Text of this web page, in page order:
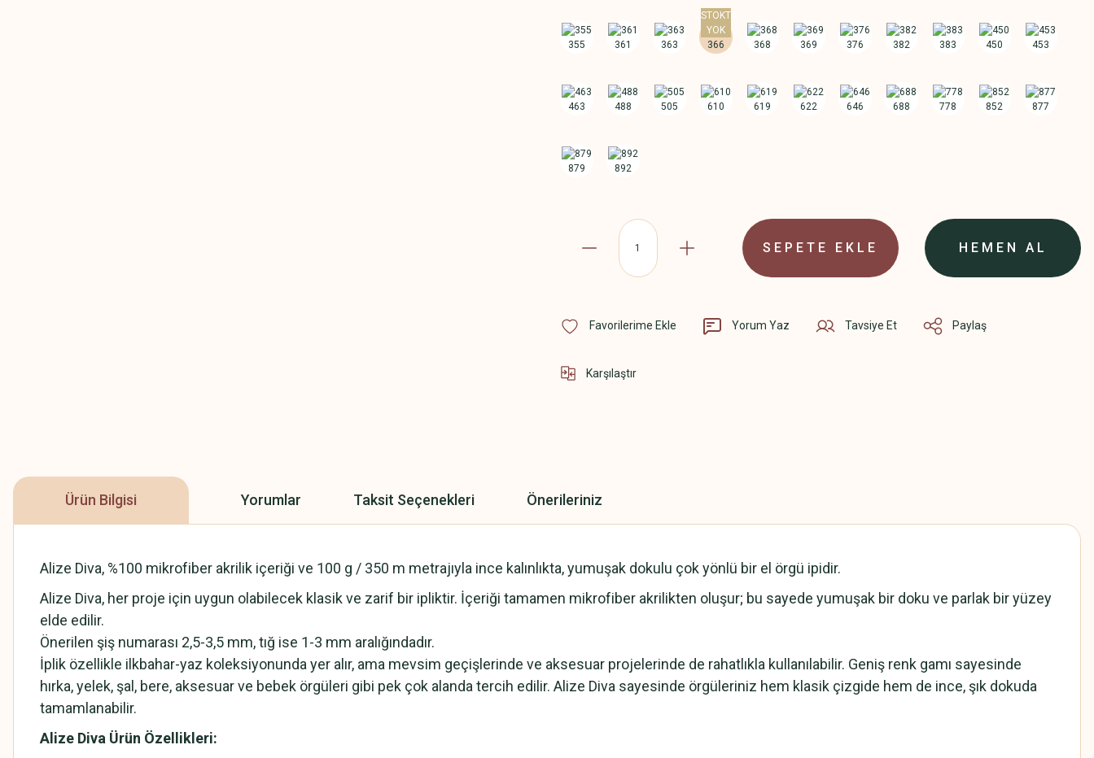
SEPETE EKLE HEMEN AL
Yorum Yaz Tavsiye Et Paylaş
Karşılaştır
Ürün Bilgisi Yorumlar Taksit Seçenekleri Önerileriniz
Alize Diva, %100 mikrofiber akrilik içeriği ve 100 g / 350 m metrajıyla ince kalınlıkta, yumuşak dokulu çok yönlü bir el örgü ipidir.
Alize Diva, her proje için uygun olabilecek klasik ve zarif bir ipliktir. İçeriği tamamen mikrofiber akrilikten oluşur; bu sayede yumuşak bir doku ve parlak bir yüzey
elde edilir.
Önerilen şiş numarası 2,5-3,5 mm, tığ ise 1-3 mm aralığındadır.
İplik özellikle ilkbahar-yaz koleksiyonunda yer alır, ama mevsim geçişlerinde ve aksesuar projelerinde de rahatlıkla kullanılabilir. Geniş renk gamı sayesinde
hırka, yelek, şal, bere, aksesuar ve bebek örgüleri gibi pek çok alanda tercih edilir. Alize Diva sayesinde örgüleriniz hem klasik çizgide hem de ince, şık dokuda
tamamlanabilir.
Alize Diva Ürün Özellikleri: